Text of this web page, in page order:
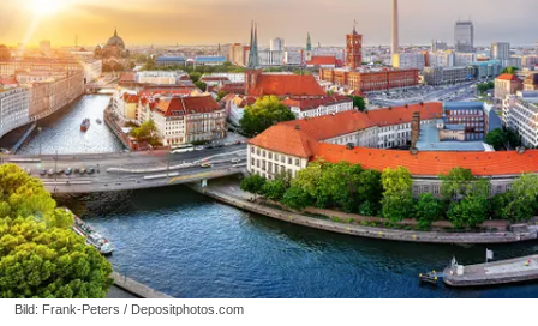
Bild: Frank-Peters / Depositphotos.com